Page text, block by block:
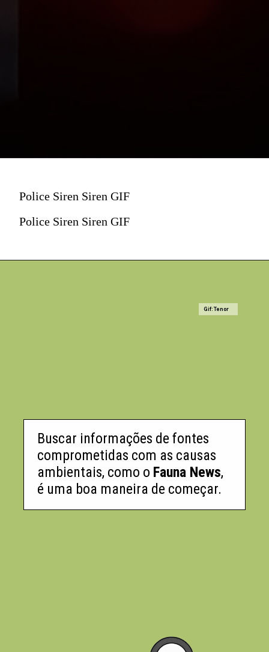
Police Siren Siren GIF
Police Siren Siren GIF
Buscar informações de fontes
comprometidas com as causas
ambientais, como o Fauna News,
é uma boa maneira de começar.
Gif: Tenor